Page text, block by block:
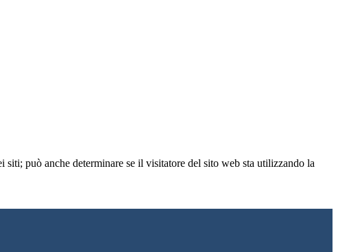
può anche determinare se il visitatore del sito web sta utilizzando la